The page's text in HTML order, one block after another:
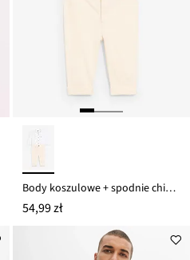
Body koszulowe + spodnie chino (2 części)
54,99 zł